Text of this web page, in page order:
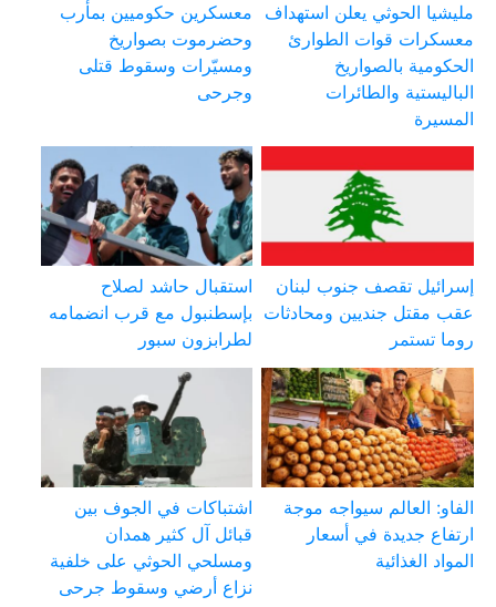
مليشيا الحوثي يعلن استهداف
معسكرات قوات الطوارئ
الحكومية بالصواريخ
الباليستية والطائرات
المسيرة
معسكرين حكوميين بمأرب
وحضرموت بصواريخ
ومسيّرات وسقوط قتلى
وجرحى
إسرائيل تقصف جنوب لبنان
عقب مقتل جنديين ومحادثات
روما تستمر
استقبال حاشد لصلاح
بإسطنبول مع قرب انضمامه
لطرابزون سبور
الفاو: العالم سيواجه موجة
ارتفاع جديدة في أسعار
المواد الغذائية
اشتباكات في الجوف بين
قبائل آل كثير همدان
ومسلحي الحوثي على خلفية
نزاع أرضي وسقوط جرحى